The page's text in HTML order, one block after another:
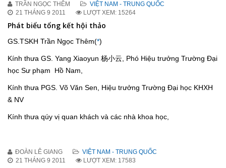
TRẦN NGỌC THÊM
VIỆT NAM - TRUNG QUỐC
21 THÁNG 9 2011
LƯỢT XEM: 15264
Phát biểu tổng kết hội thảo
GS.TSKH Trần Ngọc Thêm(*)
Kính thưa GS. Yang Xiaoyun 杨小云, Phó Hiệu trưởng Trường Đại
học Sư phạm Hồ Nam,
Kính thưa PGS. Võ Văn Sen, Hiệu trưởng Trường Đại học KHXH
& NV
Kính thưa qúy vị quan khách và các nhà khoa học,
ĐOÀN LÊ GIANG
VIỆT NAM - TRUNG QUỐC
21 THÁNG 9 2011
LƯỢT XEM: 17583